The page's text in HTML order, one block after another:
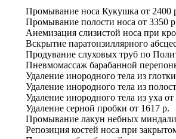
Промывание носа Кукушка от 2400
Промывание полости носа от 3350
Анемизация слизистой носа при
Вскрытие паратонзиллярного
Продувание слуховых труб по
Пневмомассаж барабанной
Удаление инородного тела из глотки
Удаление инородного тела из
Удаление инородного тела из уха от
Удаление серной пробки от 1617 р.
Промывание лакун небных
Репозиция костей носа при